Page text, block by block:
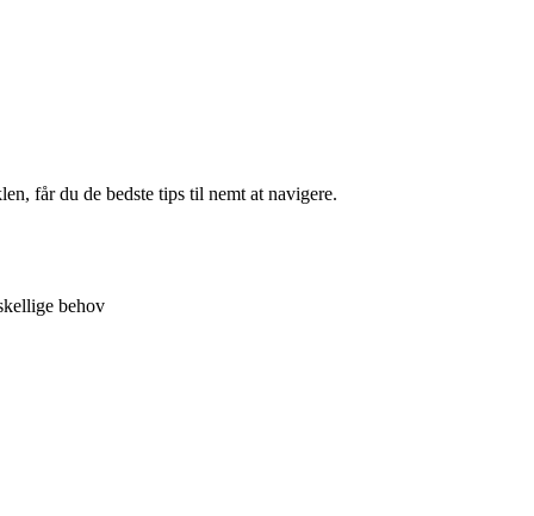
får du de bedste tips til nemt at navigere.
behov